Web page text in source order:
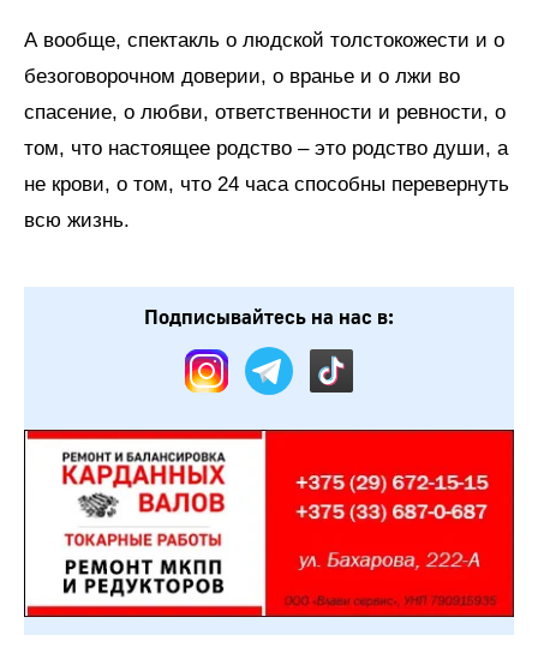
А вообще, спектакль о людской толстокожести и о
без­оговорочном доверии, о вранье и о лжи во
спасение, о любви, ответственности и ревности, о
том, что настоящее родство – это родство души, а
не крови, о том, что 24 часа способны перевернуть
всю жизнь.
Подписывайтесь на нас в: